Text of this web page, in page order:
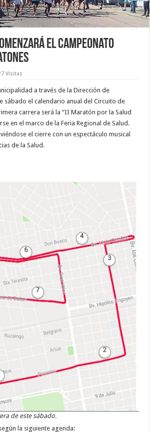
el campeonato
Visitas
a través de la Dirección de
sábado el calendario anual del Circuito de
carrera será la “II Maratón por la Salud
en el marco de la Feria Regional de Salud.
el cierre con un espectáculo musical
de la Salud.
de este sábado.
la siguiente agenda: